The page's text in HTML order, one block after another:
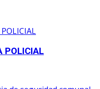
POLICIAL